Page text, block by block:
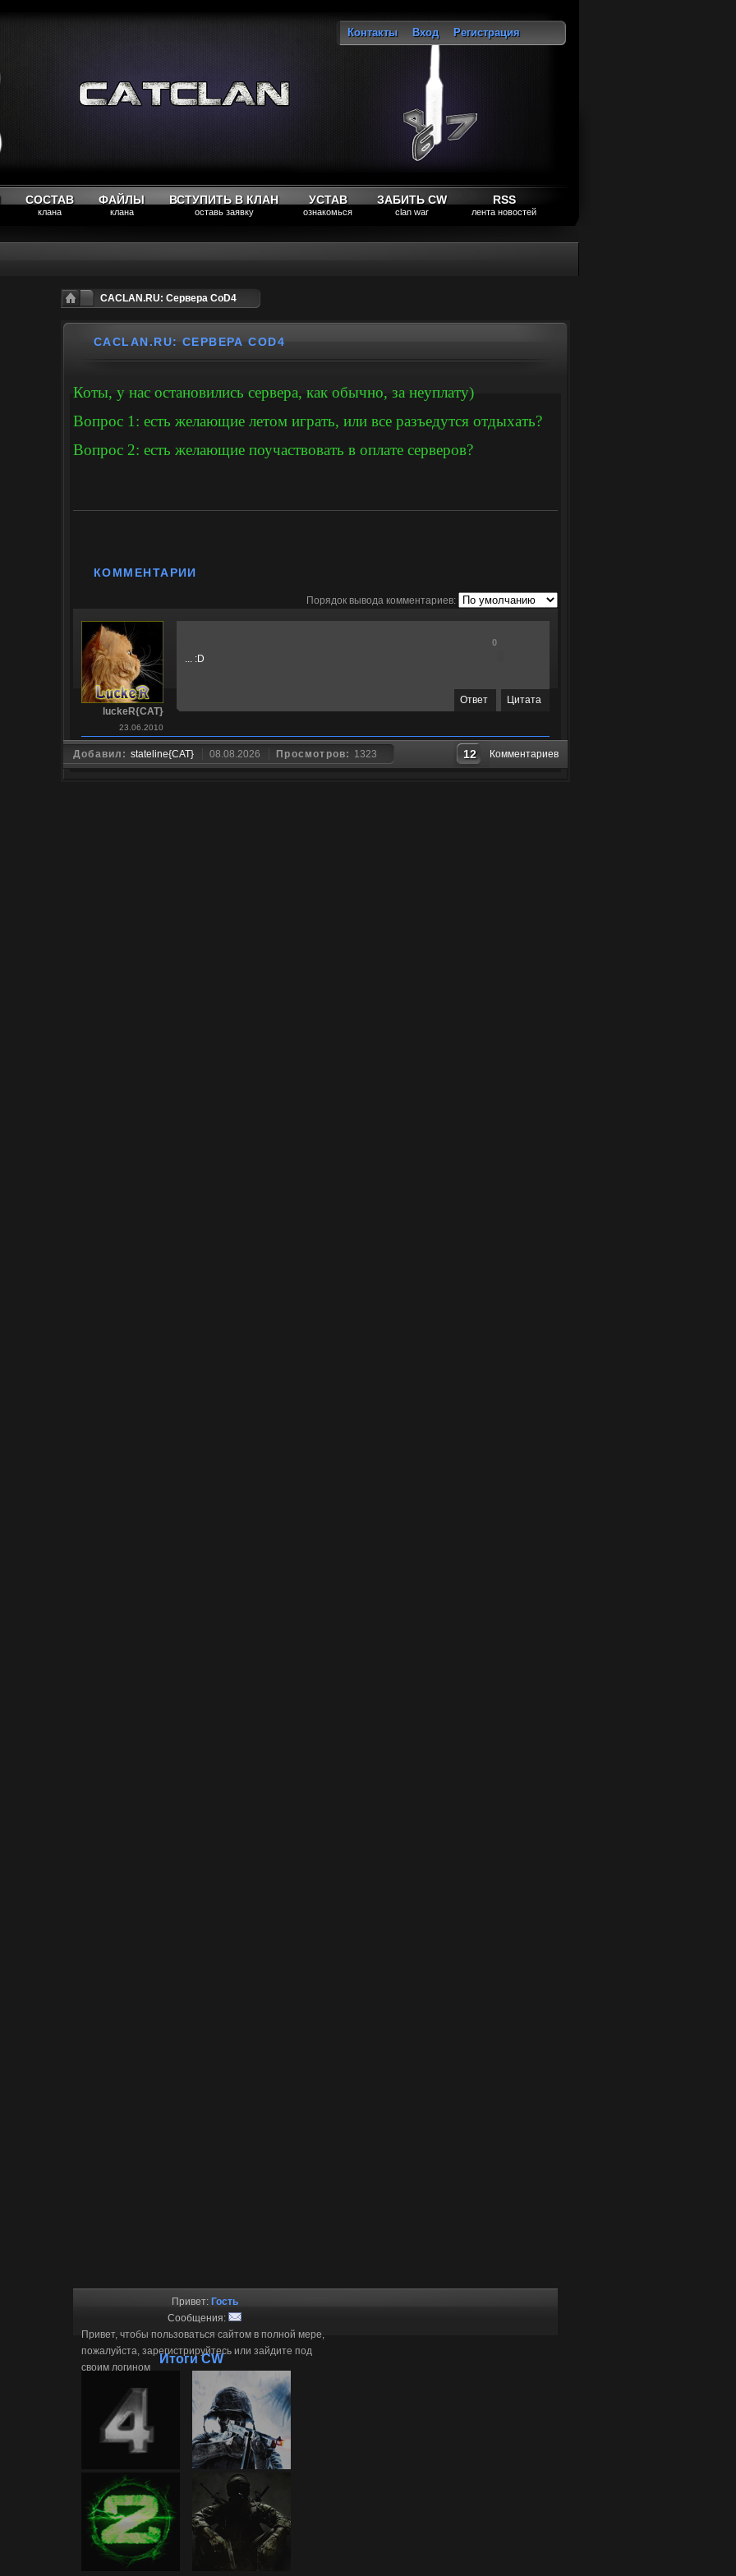
Контакты Вход
Регистрация
СОСТАВ
клана
ФАЙЛЫ
клана
ВСТУПИТЬ В КЛАН
оставь заявку
УСТАВ
ознакомься
ЗАБИТЬ CW
clan war
RSS
лента новостей
CACLAN.RU: Сервера CoD4
CACLAN.RU: СЕРВЕРА COD4
Коты, у нас остановились сервера, как обычно, за неуплату)
Вопрос 1: есть желающие летом играть, или все разъедутся отдыхать?
Вопрос 2: есть желающие поучаствовать в оплате серверов?
КОММЕНТАРИИ
Порядок вывода комментариев:
luckeR{CAT}
23.06.2010
0
... :D
Ответ Цитата
Добавил: stateline{CAT} 08.08.2026 Просмотров: 1323 12 Комментариев
Привет: Гость
Сообщения:
Привет, чтобы пользоваться сайтом в полной мере,
пожалуйста, зарегистрируйтесь или зайдите под
своим логином
Итоги CW